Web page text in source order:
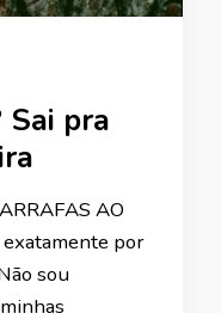
Sai pra
AO
por
sou